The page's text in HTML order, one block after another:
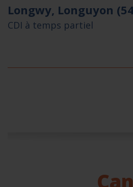
Longwy, Longuyon
CDI à temps partiel